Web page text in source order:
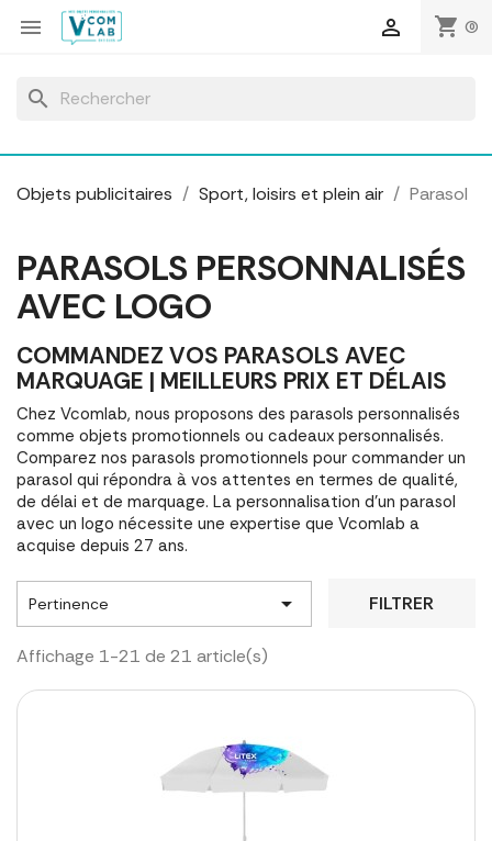
 shopping_cart (0)

search
Objets publicitaires Sport, loisirs et plein air Parasol
PARASOLS PERSONNALISÉS
AVEC LOGO
COMMANDEZ VOS PARASOLS AVEC
MARQUAGE | MEILLEURS PRIX ET DÉLAIS
Chez Vcomlab, nous proposons des parasols personnalisés
comme objets promotionnels ou cadeaux personnalisés.
Comparez nos parasols promotionnels pour commander un
parasol qui répondra à vos attentes en termes de qualité,
de délai et de marquage. La personnalisation d'un parasol
avec un logo nécessite une expertise que Vcomlab a
acquise depuis 27 ans.
Pertinence  FILTRER
Affichage 1-21 de 21 article(s)
Panneau de gestion des cookies